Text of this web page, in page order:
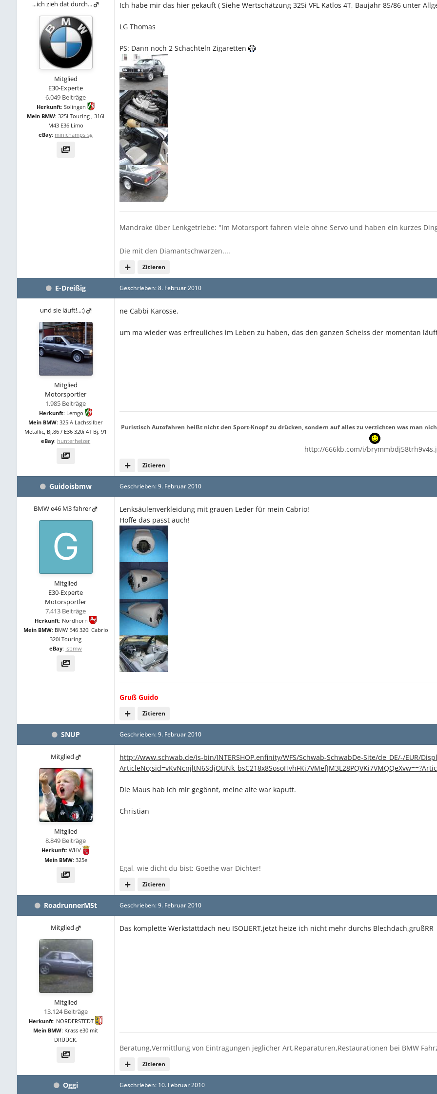
...ich zieh dat durch...
Mitglied
E30-Experte
6.049 Beiträge
Herkunft: Solingen
Mein BMW: 325i Touring , 316i
M43 E36 Limo
eBay: minichamps-sg
Ich habe mir das hier gekauft ( Siehe Wertschätzung 325i VFL Katlos 4T, Baujahr 85/86 unter
LG Thomas
PS: Dann noch 2 Schachteln Zigaretten
Zitieren
Mandrake über Lenkgetriebe: "Im Motorsport fahren viele ohne Servo und haben ein kurzes
Die mit den Diamantschwarzen....
E-Dreißig
und sie läuft!...:)
Mitglied
Motorsportler
1.985 Beiträge
Herkunft: Lemgo
Mein BMW: 325iA Lachssilber
Metallic, Bj.86 / E36 320i 4T Bj. 91
eBay: hunterheizer
Geschrieben:8. Februar 2010
ne Cabbi Karosse.
um ma wieder was erfreuliches im Leben zu haben, das den ganzen Scheiss der momentan
Zitieren
Puristisch Autofahren heißt nicht den Sport-Knopf zu drücken, sondern auf alles zu verzichten was man
http://666kb.com/i/
Guidoisbmw
BMW e46 M3 fahrer
Mitglied
E30-Experte
Motorsportler
7.413 Beiträge
Herkunft: Nordhorn
Mein BMW: BMW E46 320i Cabrio
320i Touring
eBay: isbmw
Geschrieben:9. Februar 2010
Lenksäulenverkleidung mit grauen Leder für mein Cabrio!
Hoffe das passt auch!
Zitieren
Gruß Guido
SNUP
Mitglied
Mitglied
8.849 Beiträge
Herkunft: WHV
Mein BMW: 325e
Geschrieben:9. Februar 2010
http://www.schwab.de/is-bin/INTERSHOP.enfinity/WFS/Schwab-SchwabDe-Site/de_DE/-/EUR/
Die Maus hab ich mir gegönnt, meine alte war kaputt.
Christian
Zitieren
Egal, wie dicht du bist: Goethe war Dichter!
RoadrunnerM5t
Mitglied
Mitglied
13.124 Beiträge
Herkunft: NORDERSTEDT
Mein BMW: Krass e30 mit
DRÜÜCK.
Geschrieben:9. Februar 2010
Das komplette Werkstattdach neu ISOLIERT,jetzt heize ich nicht mehr durchs Blechdach,grußRR
Zitieren
Beratung,Vermittlung von Eintragungen jeglicher Art,Reparaturen,Restaurationen bei BMW
Oggi Geschrieben: 10. Februar 2010